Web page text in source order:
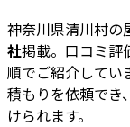
神奈川県清川村の
社掲載。口コミ評
順でご紹介してい
積もりを依頼でき
けられます。